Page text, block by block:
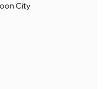
City